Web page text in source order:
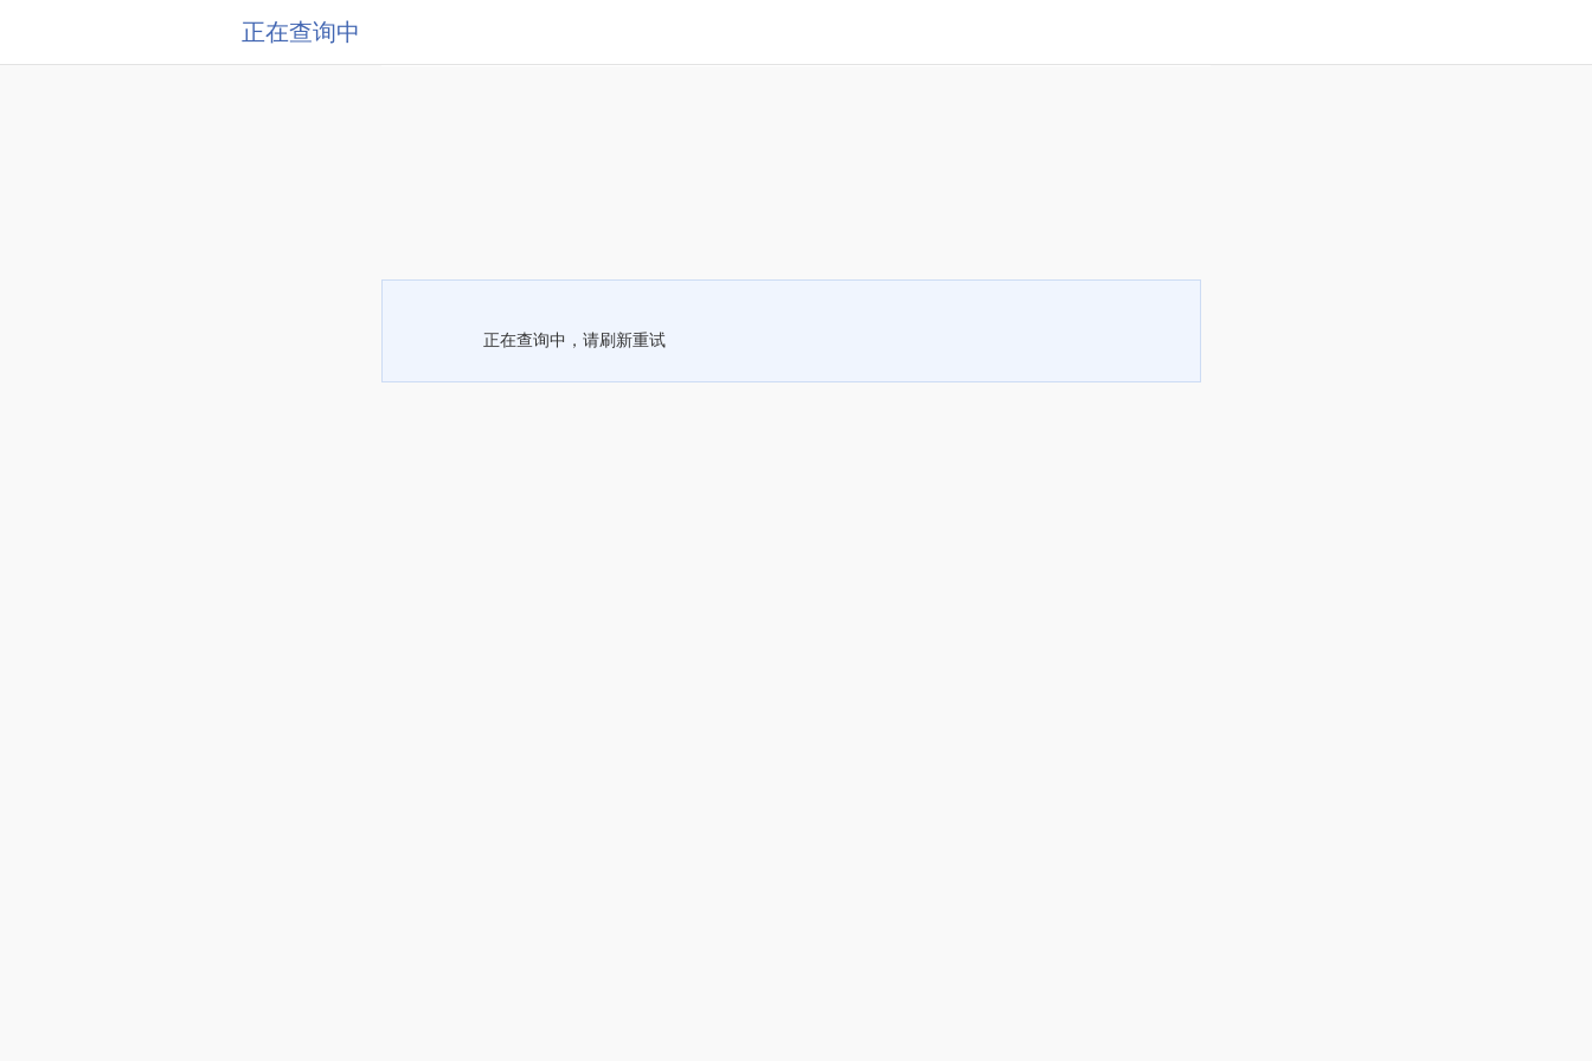
正在查询中
正在查询中，请刷新重试